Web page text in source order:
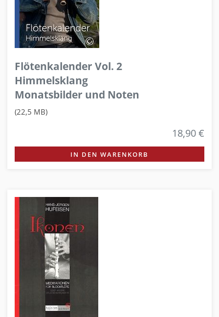
Flötenkalender Vol. 2
Himmelsklang
Monatsbilder und Noten
(22,5 MB)
18,90 €
IN DEN WARENKORB